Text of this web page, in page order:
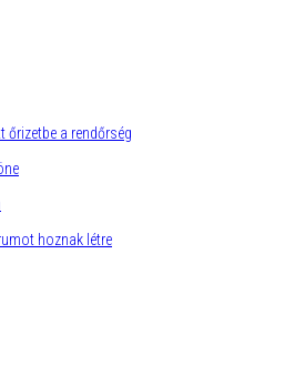
a rendőrség
hoznak létre